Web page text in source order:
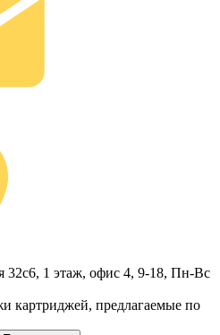
32с6, 1 этаж, офис 4, 9-18, Пн-Вс
картриджей, предлагаемые по